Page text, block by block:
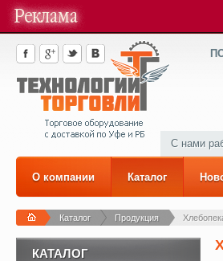
С нами
О компании Каталог
Каталог Продукция
КАТАЛОГ